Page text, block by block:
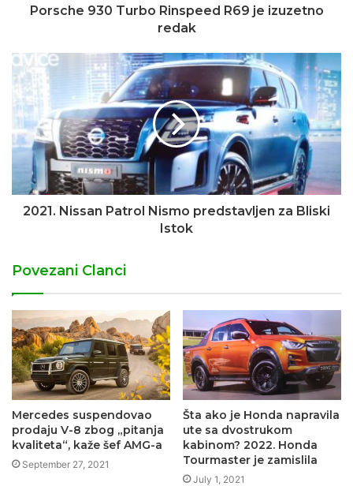
Porsche 930 Turbo Rinspeed R69 je izuzetno
redak
2021. Nissan Patrol Nismo predstavljen za Bliski
Istok
Povezani Clanci
Mercedes suspendovao
prodaju V-8 zbog „pitanja
kvaliteta“, kaže šef AMG-a
September 27, 2021
Šta ako je Honda napravila
ute sa dvostrukom
kabinom? 2022. Honda
Tourmaster je zamislila
July 1, 2021